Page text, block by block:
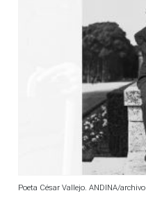
Poeta César Vallejo. ANDINA/archivo